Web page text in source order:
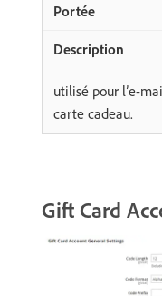
utilisé pour l’e-
carte cadeau.
Gift Card